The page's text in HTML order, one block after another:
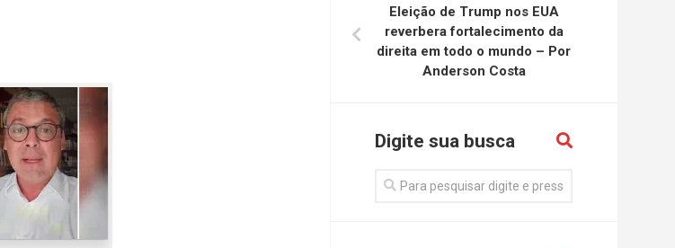
Eleição de Trump nos EUA
reverbera fortalecimento da
direita em todo o mundo – Por
Anderson Costa
Digite sua busca